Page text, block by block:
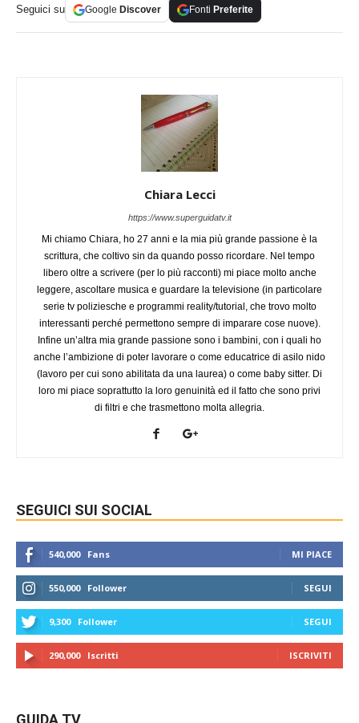
Seguici su Google Discover Fonti Preferite
Chiara Lecci
https://www.superguidatv.it
Mi chiamo Chiara, ho 27 anni e la mia più grande passione è la
scrittura, che coltivo sin da quando posso ricordare. Nel tempo
libero oltre a scrivere (per lo più racconti) mi piace molto anche
leggere, ascoltare musica e guardare la televisione (in particolare
serie tv poliziesche e programmi reality/tutorial, che trovo molto
interessanti perché permettono sempre di imparare cose nuove).
Infine un’altra mia grande passione sono i bambini, con i quali ho
anche l’ambizione di poter lavorare o come educatrice di asilo nido
(lavoro per cui sono abilitata da una laurea) o come baby sitter. Di
loro mi piace soprattutto la loro genuinità ed il fatto che sono privi
di filtri e che trasmettono molta allegria.
SEGUICI SUI SOCIAL
540,000 Fans MI PIACE
550,000 Follower SEGUI
9,300 Follower SEGUI
290,000 Iscritti ISCRIVITI